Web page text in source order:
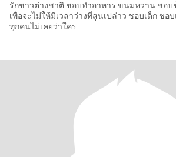
รักชาวต่างชาติ ชอบทำอาหาร ขนมหวาน ชอบ
เพื่อจะไม่ให้มีเวลาว่างที่สูนเปล่าว ชอบเด็ก ชอ
ทุกคนไม่เคยว่าใคร